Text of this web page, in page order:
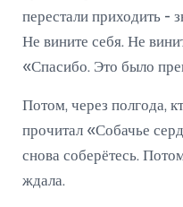
перестали приходить -
Не вините себя. Не
«Спасибо. Это было
Потом, через полгода,
прочитал «Собачье
снова соберётесь.
ждала.